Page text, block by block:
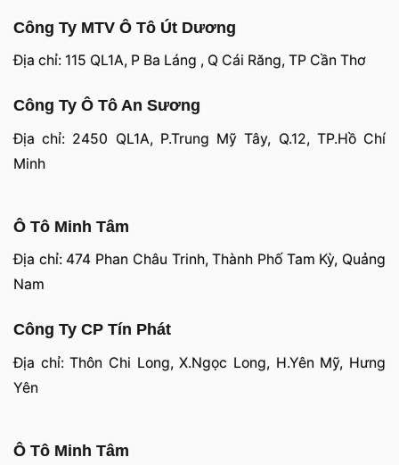
Công Ty MTV Ô Tô Út Dương
Địa chỉ: 115 QL1A, P Ba Láng , Q Cái Răng, TP Cần Thơ
Công Ty Ô Tô An Sương
Địa chỉ: 2450 QL1A, P.Trung Mỹ Tây, Q.12, TP.Hồ Chí
Minh
Ô Tô Minh Tâm
Địa chỉ: 474 Phan Châu Trinh, Thành Phố Tam Kỳ, Quảng
Nam
Công Ty CP Tín Phát
Địa chỉ: Thôn Chi Long, X.Ngọc Long, H.Yên Mỹ, Hưng
Yên
Ô Tô Minh Tâm